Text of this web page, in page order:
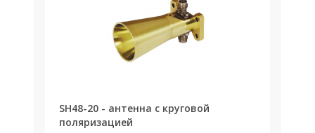
SH48-20 - антенна с круговой
поляризацией